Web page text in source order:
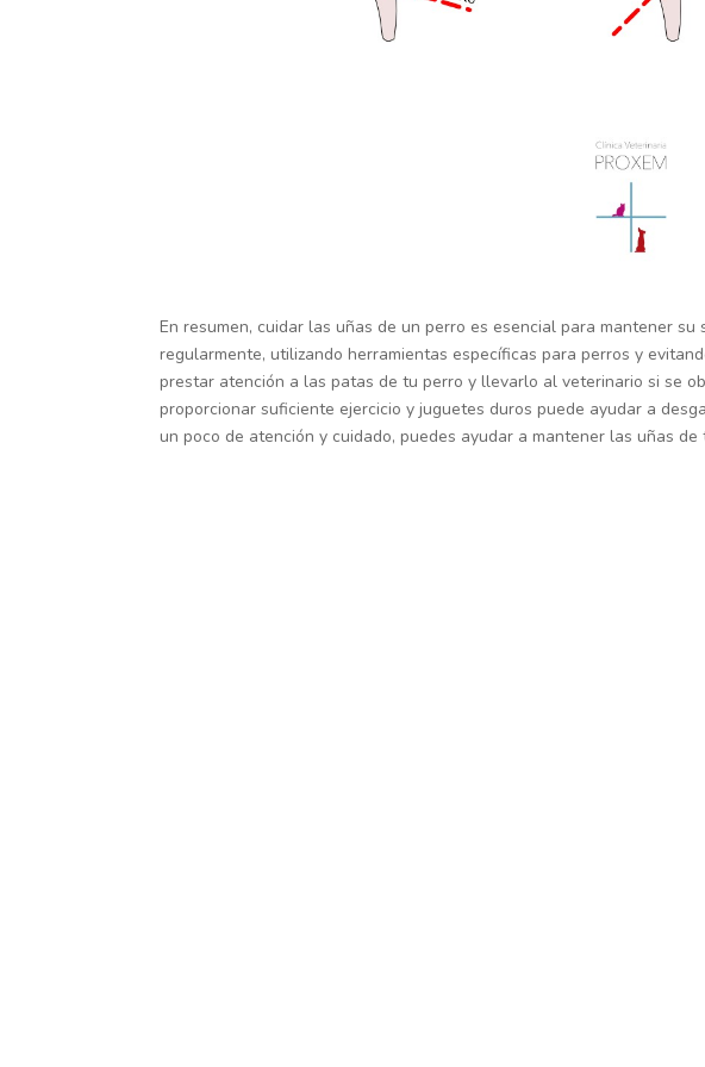
En resumen, cuidar las uñas de un perro es esencial para mantener
regularmente, utilizando herramientas específicas para perros y
prestar atención a las patas de tu perro y llevarlo al veterinario si se
proporcionar suficiente ejercicio y juguetes duros puede ayudar a
un poco de atención y cuidado, puedes ayudar a mantener las uñas